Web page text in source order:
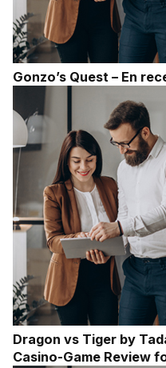
Gonzo’s Quest – En
Dragon vs Tiger by
Casino-Game Review